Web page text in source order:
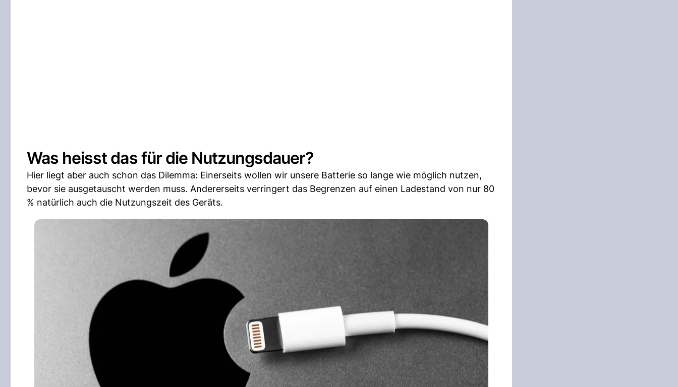
Was heisst das für die Nutzungsdauer?
Hier liegt aber auch schon das Dilemma: Einerseits wollen wir unsere Batterie so lange wie möglich nutzen,
bevor sie ausgetauscht werden muss. Andererseits verringert das Begrenzen auf einen Ladestand von nur 80
% natürlich auch die Nutzungszeit des Geräts.